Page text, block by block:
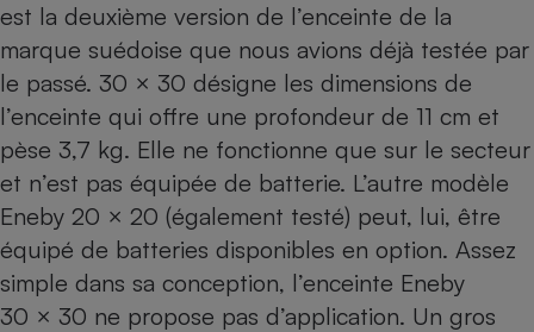
est la deuxième version de l’enceinte de la
marque suédoise que nous avions déjà testée par
le passé. 30 × 30 désigne les dimensions de
l’enceinte qui offre une profondeur de 11 cm et
pèse 3,7 kg. Elle ne fonctionne que sur le secteur
et n’est pas équipée de batterie. L’autre modèle
Eneby 20 × 20 (également testé) peut, lui, être
équipé de batteries disponibles en option. Assez
simple dans sa conception, l’enceinte Eneby
30 × 30 ne propose pas d’application. Un gros
Climatiseur -
Ventilateur
Antivirus
Climatiseur -
Ventilateur